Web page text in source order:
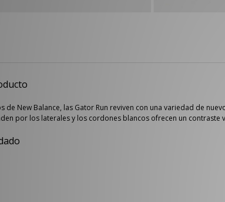
de New Balance, las Gator Run reviven con una variedad de
por los laterales y los cordones blancos ofrecen un